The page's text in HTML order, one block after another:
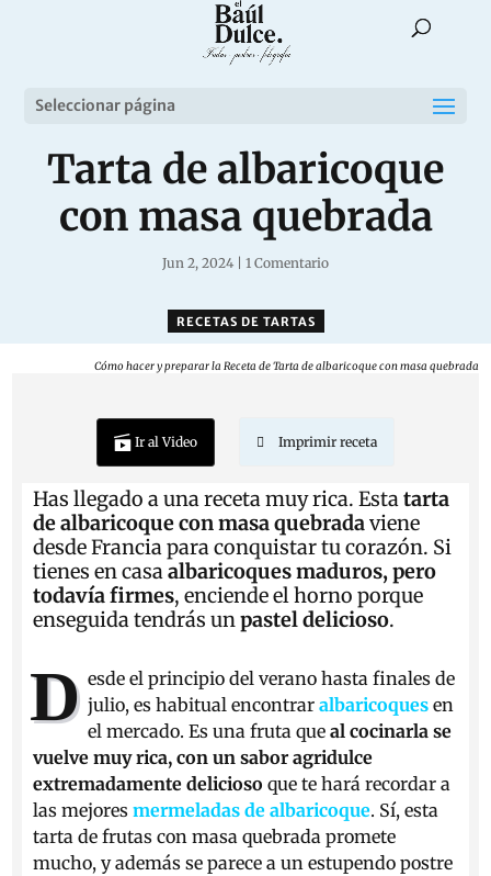
Seleccionar página
Tarta de albaricoque
con masa quebrada
Jun 2, 2024 1 Comentario
RECETAS DE TARTAS
Cómo hacer y preparar la Receta de Tarta de albaricoque con masa quebrada
Ir al Video Imprimir receta
Has llegado a una receta muy rica. Estatarta
de albaricoque con masa quebradaviene
desde Francia para conquistar tu corazón. Si
tienes en casaalbaricoques maduros, pero
todavía firmes, enciende el horno porque
enseguida tendrás unpastel delicioso.
D esde el principio del verano hasta finales de
julio, es habitual encontrar albaricoquesen
el mercado. Es una fruta que al cocinarla se
vuelve muy rica, con un sabor agridulce
extremadamente delicioso que te hará recordar a
las mejoresmermeladas de albaricoque. Sí, esta
tarta de frutas con masa quebrada promete
mucho, y además se parece a un estupendo postre